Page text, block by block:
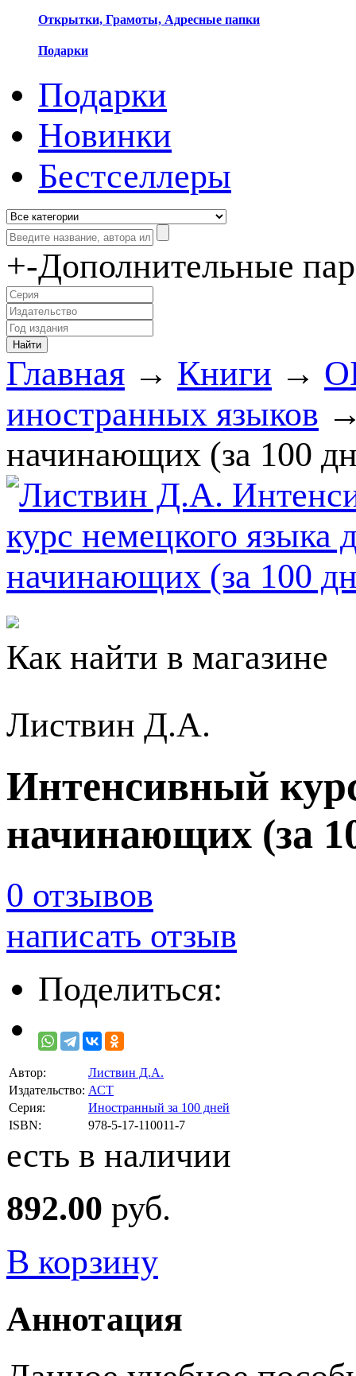
Открытки, Грамоты, Адресные папки
Подарки
Подарки
Новинки
Бестселлеры
+-Дополнительные
Главная → Книги →
иностранных языков
начинающих (за 100
Как найти в магазине
Листвин Д.А.
Интенсивный
начинающих (за
0 отзывов
написать отзыв
Поделиться:
Автор:
Листвин Д.А.
Издательство: АСТ
Серия:
Иностранный за 100 дней
ISBN:
978-5-17-110011-7
есть в наличии
892.00 руб.
В корзину
Аннотация